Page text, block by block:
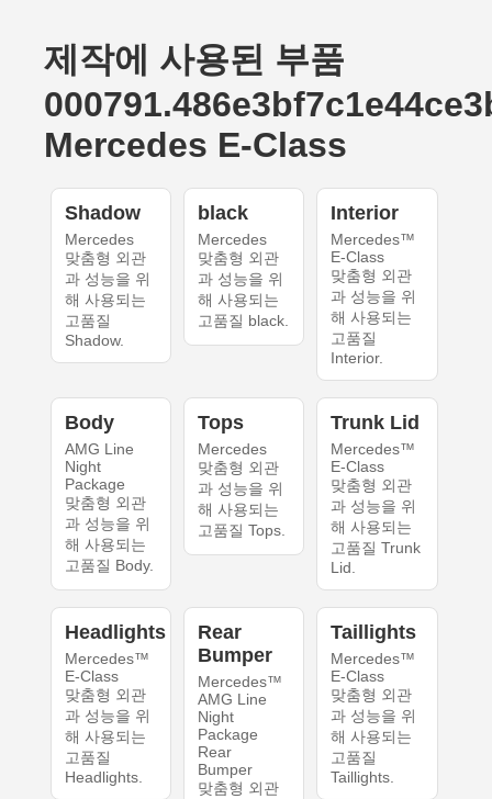
제작에 사용된 부품
Mercedes E-Class
Shadow
Mercedes
맞춤형 외관
과 성능을 위
해 사용되는
고품질
Shadow.
black
Mercedes
맞춤형 외관
과 성능을 위
해 사용되는
고품질 black.
Interior
Mercedes™
E-Class
맞춤형 외관
과 성능을 위
해 사용되는
고품질
Interior.
Body
AMG Line
Night
Package
맞춤형 외관
과 성능을 위
해 사용되는
고품질 Body.
Tops
Mercedes
맞춤형 외관
과 성능을 위
해 사용되는
고품질 Tops.
Trunk Lid
Mercedes™
E-Class
맞춤형 외관
과 성능을 위
해 사용되는
고품질 Trunk
Lid.
Headlights
Mercedes™
E-Class
맞춤형 외관
과 성능을 위
해 사용되는
고품질
Headlights.
Rear
Bumper
Mercedes™
AMG Line
Night
Package
Rear
Bumper
맞춤형 외관
Taillights
Mercedes™
E-Class
맞춤형 외관
과 성능을 위
해 사용되는
고품질
Taillights.